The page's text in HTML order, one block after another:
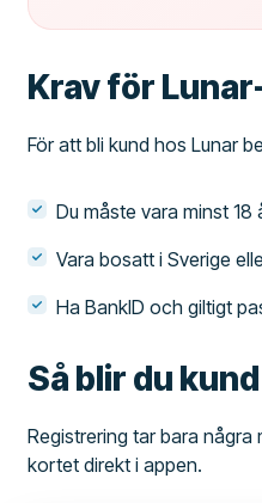
Krav för
För att bli kund hos Lunar
Du måste vara minst 18
Vara bosatt i Sverige
Ha BankID och giltigt
Så blir du
Registrering tar bara
kortet direkt i appen.